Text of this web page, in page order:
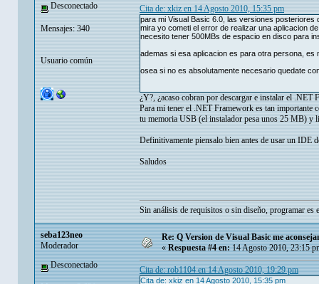
Desconectado
Mensajes: 340
Usuario común
Cita de: xkiz en 14 Agosto 2010, 15:35 pm
para mi Visual Basic 6.0, las versiones
mira yo cometi el error de realizar una aplicacion
necesito tener 500MBs de espacio en disco para
ademas si esa aplicacion es para otra persona, es
osea si no es absolutamente necesario quedate
¿Y?, ¿acaso cobran por descargar e instalar el
Para mi tener el .NET Framework es tan importante
tu memoria USB (el instalador pesa unos 25 MB) y
Definitivamente piensalo bien antes de usar un IDE
Saludos
Sin análisis de requisitos o sin diseño, programar es
seba123neo
Moderador
Desconectado
Re: Q Version de Visual Basic me
«Respuesta #4 en:14 Agosto 2010, 23:15
Cita de: rob1104 en 14 Agosto 2010, 19:29 pm
Cita de: xkiz en 14 Agosto 2010, 15:35 pm